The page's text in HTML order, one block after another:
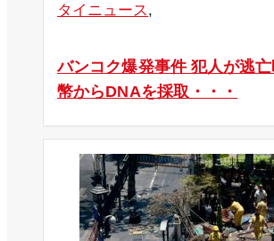
タイニュース,
バンコク爆発事件 犯人が逃
幣からDNAを採取・・・